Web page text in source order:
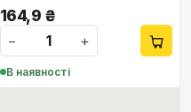
164,9 ₴
−
+
В наявності